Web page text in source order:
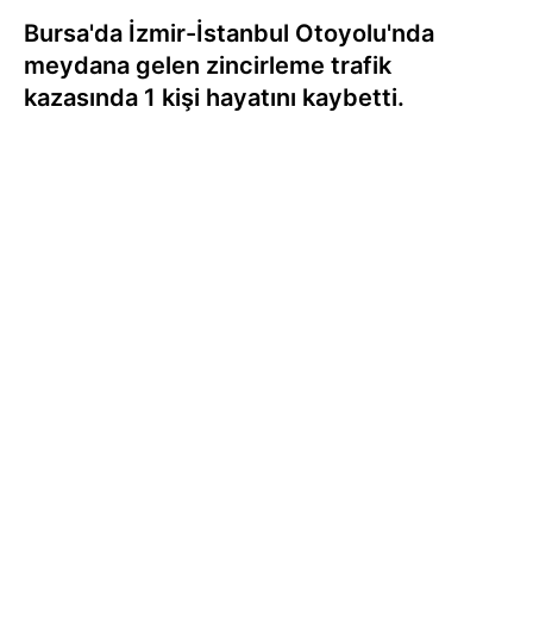
Bursa'da İzmir-İstanbul Otoyolu'nda
meydana gelen zincirleme trafik
kazasında 1 kişi hayatını kaybetti.